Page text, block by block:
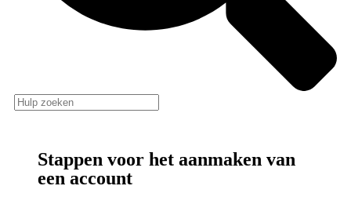
Stappen voor het aanmaken van
een account